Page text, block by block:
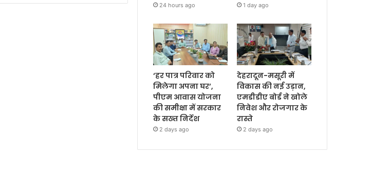
24 hours ago 1 day ago
‘हर पात्र परिवार को
मिलेगा अपना घर’,
पीएम आवास योजना
की समीक्षा में सरकार
के सख्त निर्देश
2 days ago
देहरादून-मसूरी में
विकास की नई उड़ान,
एमडीडीए बोर्ड ने खोले
निवेश और रोजगार के
रास्ते
2 days ago